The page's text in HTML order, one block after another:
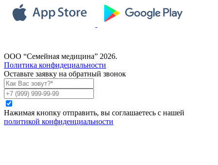
ООО “Семейная медицина” 2026.
Политика конфидециальности
Оставьте заявку на обратный звонок
Нажимая кнопку отправить, вы соглашаетесь с нашей
политикой конфиденциальности